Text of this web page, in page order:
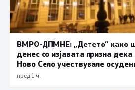
ВМРО-ДПМНЕ: „Детето“ како
денес со изјавата призна дека
Ново Село учествувале
ова е талогот на Македонија
пред 1 ч.